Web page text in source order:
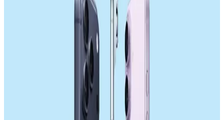
Samsung Galaxy S26 Ultra Batarya Kapasitesi ve
Enerji Verimliliği Üzerine Detaylı İnceleme
Samsung Galaxy S26 Ultra'nın 5000 mAh batarya kapaseti, enerji
verimliliği ve donanım optimizasyonları sayesinde tatmin edici
kullanım süresi sunuyor. Uluslararası düzenlemeler ve tasarım
kısıtlamaları batarya kapasitesini sınırlıyor.
Sony'nin Akıllı Telefon Pazarındaki Konumu ve
ABD Pazarındaki Rekabet Dinamikleri